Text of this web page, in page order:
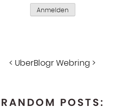
Anmelden
< UberBlogr Webring >
RANDOM POSTS: